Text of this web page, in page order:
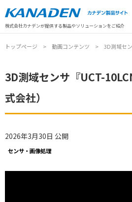
株式会社カナデンが提供する製品やソリューションをご紹介
注目キーワード#振動センサ#AGV #防爆#アシス
トップページ 動画コンテンツ 3D測域セ
3D測域センサ『UCT-
式会社）
2026年3月30日 公開
センサ・画像処理